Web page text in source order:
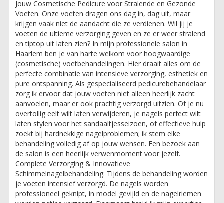
Jouw Cosmetische Pedicure voor Stralende en Gezonde
Voeten. ​Onze voeten dragen ons dag in, dag uit, maar
krijgen vaak niet de aandacht die ze verdienen. Wil jij je
voeten de ultieme verzorging geven en ze er weer stralend
en tiptop uit laten zien? In mijn professionele salon in
Haarlem ben je van harte welkom voor hoogwaardige
(cosmetische) voetbehandelingen. Hier draait alles om de
perfecte combinatie van intensieve verzorging, esthetiek en
pure ontspanning. ​Als gespecialiseerd pedicurebehandelaar
zorg ik ervoor dat jouw voeten niet alleen heerlijk zacht
aanvoelen, maar er ook prachtig verzorgd uitzien. Of je nu
overtollig eelt wilt laten verwijderen, je nagels perfect wilt
laten stylen voor het sandaaltjesseizoen, of effectieve hulp
zoekt bij hardnekkige nagelproblemen; ik stem elke
behandeling volledig af op jouw wensen. Een bezoek aan
de salon is een heerlijk verwenmoment voor jezelf. ​
Complete Verzorging & Innovatieve
Schimmelnagelbehandeling. ​Tijdens de behandeling worden
je voeten intensief verzorgd. De nagels worden
professioneel geknipt, in model gevijld en de nagelriemen